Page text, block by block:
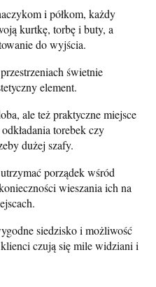
i półkom, każdy
kurtkę, torbę i buty, a
do wyjścia.
świetnie
element.
ale też praktyczne miejsce
torebek czy
dużej szafy.
porządek wśród
wieszania ich na
siedzisko i możliwość
czują się mile widziani i